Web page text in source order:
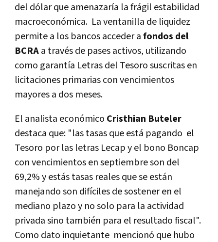
del dólar que amenazaría la frágil estabilidad
macroeconómica. La ventanilla de liquidez
permite a los bancos acceder afondos del
BCRAa través de pases activos, utilizando
como garantía Letras del Tesoro suscritas en
licitaciones primarias con vencimientos
mayores a dos meses.
El analista económico Cristhian Buteler
destaca que: "las tasas que está pagando el
Tesoro por las letras Lecap y el bono Boncap
con vencimientos en septiembre son del
69,2% y estás tasas reales que se están
manejando son difíciles de sostener en el
mediano plazo y no solo para la actividad
privada sino también para el resultado fiscal".
Como dato inquietante mencionó que hubo